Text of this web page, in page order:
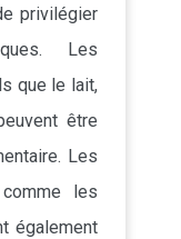
privilégier
Les
que le lait,
être
Les
les
également